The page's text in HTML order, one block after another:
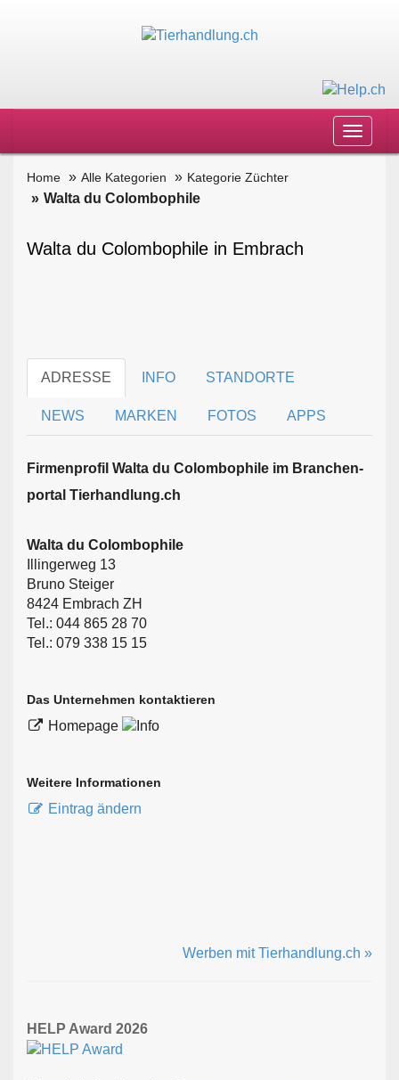
Toggle
Home Alle Kategorien Kategorie Züchter
Walta du Colombophile
Walta du Colombophile in Embrach
ADRESSE INFO STANDORTE
NEWS MARKEN FOTOS APPS
Firmen­profil Walta du Colombophile im Branchen­
portal Tierhandlung.ch
Walta du Colombophile
Illingerweg 13
Bruno Steiger
8424 Embrach ZH
Tel.: 044 865 28 70
Tel.: 079 338 15 15
Das Unternehmen kontaktieren
Homepage
Weitere Informationen
Eintrag ändern
Werben mit Tierhandlung.ch »
HELP Award 2026